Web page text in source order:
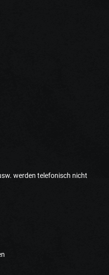
werden telefonisch nicht